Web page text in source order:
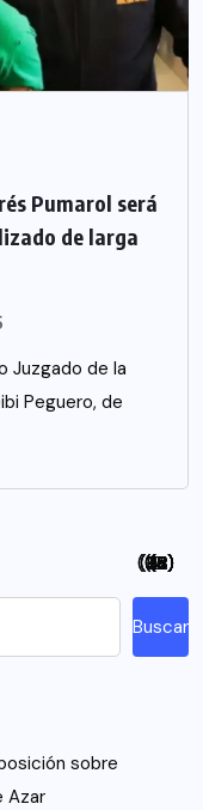
Pumarol será
de larga
Juzgado de la
Peguero, de
Buscar
sobre
Azar
(5)
(26)
(21)
(12)
(7)
(94)
(48)
(115)
(26)
(18)
(2)
(6)